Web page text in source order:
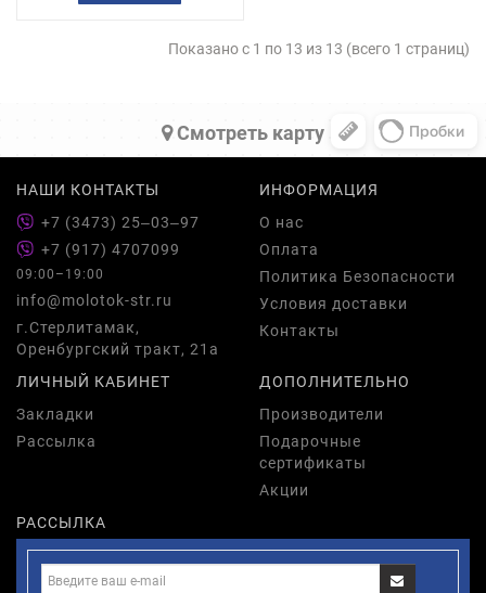
Показано с 1 по 13 из 13 (всего 1 страниц)
Cмотреть карту
НАШИ КОНТАКТЫ
+7 (3473) 25‒03‒97
+7 (917) 4707099
09:00–19:00
info@molotok-str.ru
г.Стерлитамак,
Оренбургский тракт, 21а
ИНФОРМАЦИЯ
О нас
Оплата
Политика Безопасности
Условия доставки
Контакты
ЛИЧНЫЙ КАБИНЕТ
Закладки
Рассылка
ДОПОЛНИТЕЛЬНО
Производители
Подарочные
сертификаты
Акции
РАССЫЛКА